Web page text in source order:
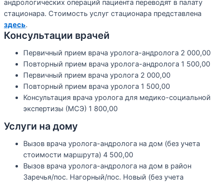
андрологических операций пациента переводят в палату
стационара. Стоимость услуг стационара представлена
здесь.
Консультации врачей
Первичный прием врача уролога-андролога 2 000,00
Повторный прием врача уролога-андролога 1 500,00
Первичный прием врача уролога 2 000,00
Повторный прием врача уролога 1 500,00
Консультация врача уролога для медико-социальной
экспертизы (МСЭ) 1 800,00
Услуги на дому
Вызов врача уролога-андролога на дом (без учета
стоимости маршрута) 4 500,00
Вызов врача уролога-андролога на дом в район
Заречья/пос. Нагорный/пос. Новый (без учета